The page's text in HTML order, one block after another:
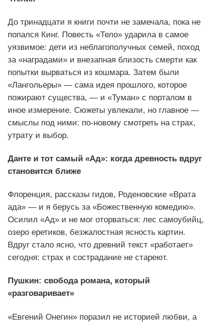
До тринадцати я книги почти не замечала, пока не
попался Кинг. Повесть «Тело» ударила в самое
уязвимое: дети из неблагополучных семей, поход
за «наградами» и внезапная близость смерти как
попытки вырваться из кошмара. Затем были
«Лангольеры» — сама идея прошлого, которое
пожирают существа, — и «Туман» с порталом в
иное измерение. Сюжеты увлекали, но главное —
смыслы под ними: по-новому смотреть на страх,
утрату и выбор.
Данте и тот самый «Ад»: когда древность вдруг
становится ближе
Флоренция, рассказы гидов, Роденовские «Врата
ада» — и я берусь за «Божественную комедию».
Осилил «Ад» и не мог оторваться: лес самоубийц,
озеро еретиков, безжалостная ясность картин.
Вдруг стало ясно, что древний текст «работает»
сегодня: страх и сострадание не стареют.
Пушкин: свобода романа, который
«разговаривает»
«Евгений Онегин» поразил не историей любви, а